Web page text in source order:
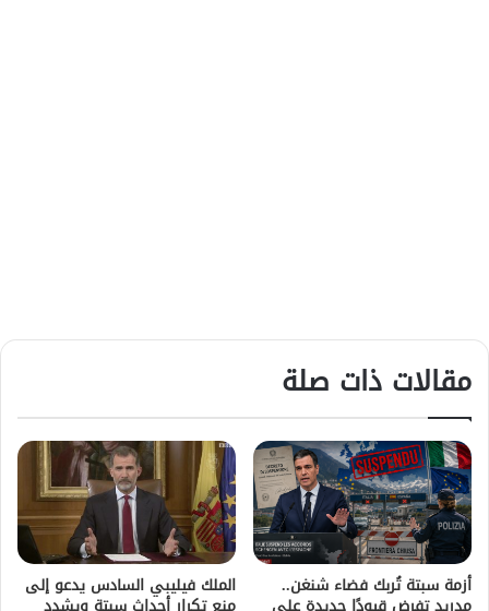
مقالات ذات صلة
أزمة سبتة تُربك فضاء شنغن.. الملك فيليبي السادس يدعو إلى